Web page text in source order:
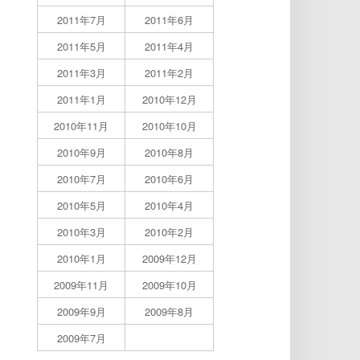
2011年7月
2011年6月
2011年5月
2011年4月
2011年3月
2011年2月
2011年1月
2010年12月
2010年11月
2010年10月
2010年9月
2010年8月
2010年7月
2010年6月
2010年5月
2010年4月
2010年3月
2010年2月
2010年1月
2009年12月
2009年11月
2009年10月
2009年9月
2009年8月
2009年7月